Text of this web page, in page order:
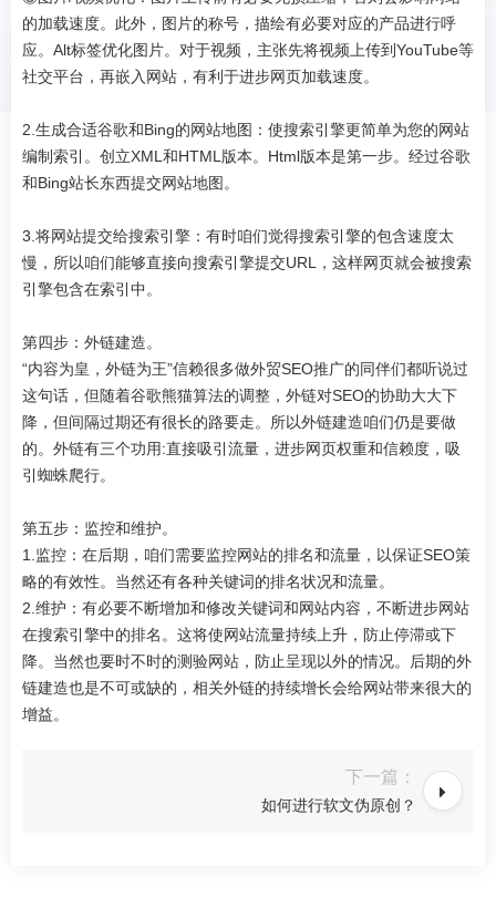
的加载速度。此外，图片的称号，描绘有必要对应的产品进行呼
应。Alt标签优化图片。对于视频，主张先将视频上传到YouTube等
社交平台，再嵌入网站，有利于进步网页加载速度。
2.生成合适谷歌和Bing的网站地图：使搜索引擎更简单为您的网站
编制索引。创立XML和HTML版本。Html版本是第一步。经过谷歌
和Bing站长东西提交网站地图。
3.将网站提交给搜索引擎：有时咱们觉得搜索引擎的包含速度太
慢，所以咱们能够直接向搜索引擎提交URL，这样网页就会被搜索
引擎包含在索引中。
第四步：外链建造。
“内容为皇，外链为王”信赖很多做外贸SEO推广的同伴们都听说过
这句话，但随着谷歌熊猫算法的调整，外链对SEO的协助大大下
降，但间隔过期还有很长的路要走。所以外链建造咱们仍是要做
的。外链有三个功用:直接吸引流量，进步网页权重和信赖度，吸
引蜘蛛爬行。
第五步：监控和维护。
1.监控：在后期，咱们需要监控网站的排名和流量，以保证SEO策
略的有效性。当然还有各种关键词的排名状况和流量。
2.维护：有必要不断增加和修改关键词和网站内容，不断进步网站
在搜索引擎中的排名。这将使网站流量持续上升，防止停滞或下
降。当然也要时不时的测验网站，防止呈现以外的情况。后期的外
链建造也是不可或缺的，相关外链的持续增长会给网站带来很大的
增益。
下一篇：
如何进行软文伪原创？